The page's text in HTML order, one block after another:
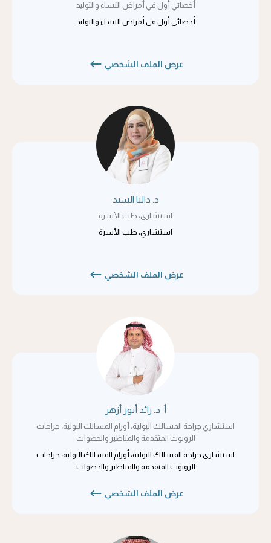
أخصائي أول في أمراض النساء والتوليد
أخصائي أول في أمراض النساء والتوليد
عرض الملف الشخصي
د. داليا السيد
استشاري، طب الأسرة
استشاري، طب الأسرة
عرض الملف الشخصي
أ. د. رائد أنور أزهر
استشاري جراحة المسالك البولية، أورام المسالك البولية، جراحات
الروبوت المتقدمة والمناظير والحصوات
استشاري جراحة المسالك البولية، أورام المسالك البولية، جراحات
الروبوت المتقدمة والمناظير والحصوات
عرض الملف الشخصي